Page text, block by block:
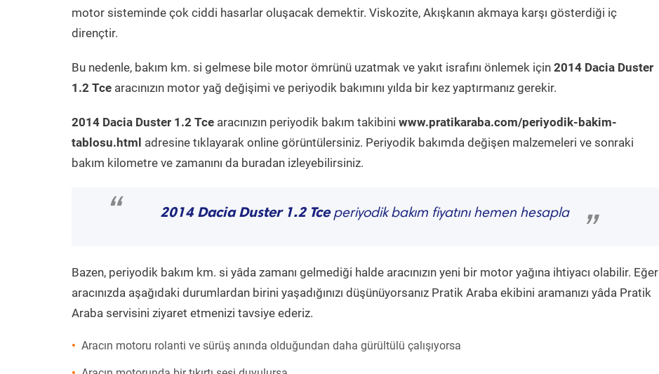
motor sisteminde çok ciddi hasarlar oluşacak demektir. Viskozite, Akışkanın akmaya karşı gösterdiği iç
dirençtir.
Bu nedenle, bakım km. si gelmese bile motor ömrünü uzatmak ve yakıt israfını önlemek için 2014 Dacia Duster
1.2 Tce aracınızın motor yağ değişimi ve periyodik bakımını yılda bir kez yaptırmanız gerekir.
2014 Dacia Duster 1.2 Tce aracınızın periyodik bakım takibini www.pratikaraba.com/periyodik-bakim-
tablosu.html adresine tıklayarak online görüntülersiniz. Periyodik bakımda değişen malzemeleri ve sonraki
bakım kilometre ve zamanını da buradan izleyebilirsiniz.
“ 2014 Dacia Duster 1.2 Tceperiyodik bakım fiyatını hemen hesapla
”
Bazen, periyodik bakım km. si yâda zamanı gelmediği halde aracınızın yeni bir motor yağına ihtiyacı olabilir. Eğer
aracınızda aşağıdaki durumlardan birini yaşadığınızı düşünüyorsanız Pratik Araba ekibini aramanızı yâda Pratik
Araba servisini ziyaret etmenizi tavsiye ederiz.
Aracın motoru rolanti ve sürüş anında olduğundan daha gürültülü çalışıyorsa